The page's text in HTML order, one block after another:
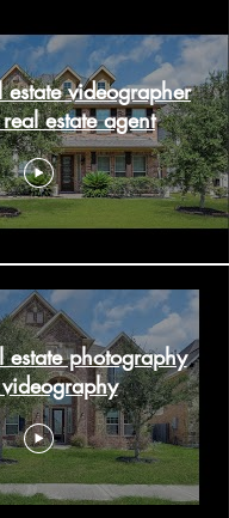
estate videographer
estate agent
estate photography